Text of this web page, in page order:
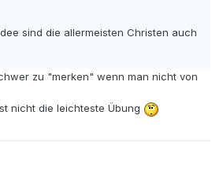
sind die allermeisten Christen auch
zu "merken" wenn man nicht von
nicht die leichteste Übung